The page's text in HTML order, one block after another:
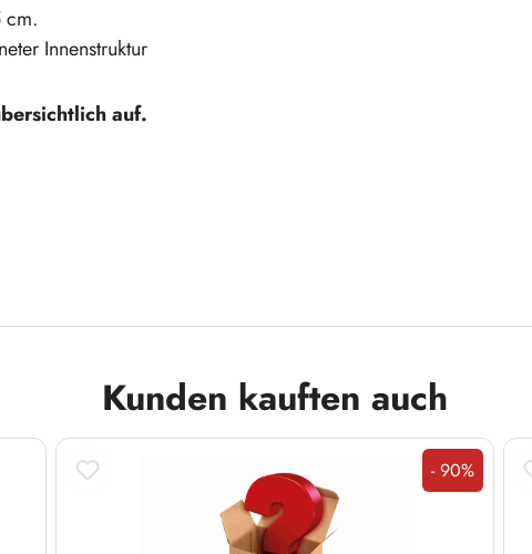
cm.
Innenstruktur
auf.
Kunden kauften auch
Rabatt
- 90%